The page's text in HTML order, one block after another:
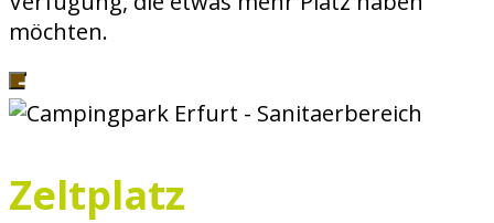
möchten.
Zeltplatz